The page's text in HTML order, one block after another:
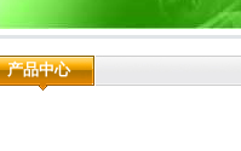
产品中心